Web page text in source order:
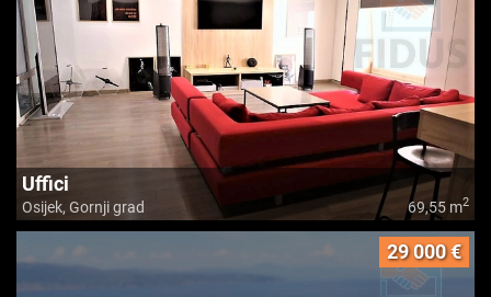
Uffici
Osijek, Gornji grad 69,55 m2
29 000 €